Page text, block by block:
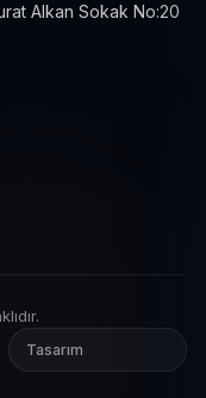
Alkan Sokak No:20
Tasarım